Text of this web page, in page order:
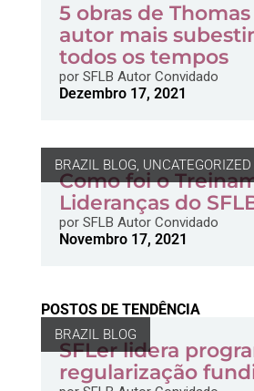
5 obras de
autor mais
todos os tempos
porSFLB Autor Convidado
Dezembro 17, 2021
BRAZIL BLOG,
Como foi o
Lideranças do
porSFLB Autor Convidado
Novembro 17, 2021
POSTOS DE TENDÊNCIA
BRAZIL BLOG
SFLer lidera
regularização